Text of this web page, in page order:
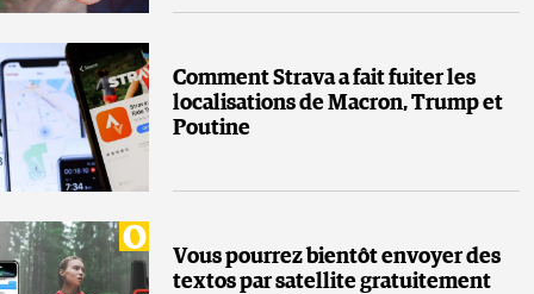
Comment Strava a fait fuiter les
localisations de Macron, Trump et
Poutine
Vous pourrez bientôt envoyer des
textos par satellite gratuitement